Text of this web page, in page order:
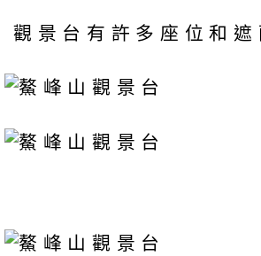
觀景台有許多座位和遮